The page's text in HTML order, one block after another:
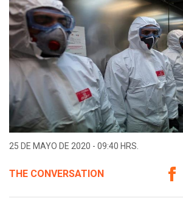
25 DE MAYO DE 2020 - 09:40 HRS.
THE CONVERSATION